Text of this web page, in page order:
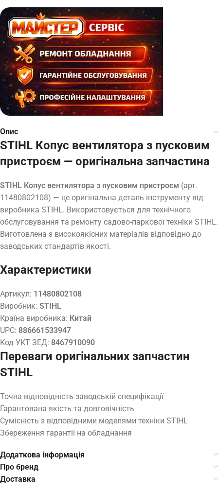
Опис
STIHL Копус вентилятора з пусковим
пристроєм — оригінальна запчастина
STIHL Копус вентилятора з пусковим пристроєм (арт.
11480802108) — це оригінальна деталь інструменту від
виробника STIHL. Використовується для технічного
обслуговування та ремонту садово-паркової техніки STIHL.
Виготовлена з високоякісних матеріалів відповідно до
заводських стандартів якості.
Характеристики
Артикул: 11480802108
Виробник: STIHL
Країна виробника: Китай
UPC: 886661533947
Код УКТ ЗЕД: 8467910090
Переваги оригінальних запчастин
STIHL
Точна відповідність заводській специфікації
Гарантована якість та довговічність
Сумісність з відповідними моделями техніки STIHL
Збереження гарантії на обладнання
Додаткова інформація
Про бренд
Доставка